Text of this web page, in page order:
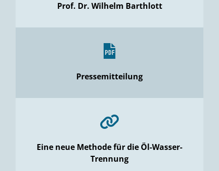
Prof. Dr. Wilhelm Barthlott
Pressemitteilung
Eine neue Methode für die Öl-Wasser-
Trennung